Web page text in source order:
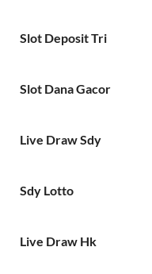
Slot Deposit Tri
Slot Dana Gacor
Live Draw Sdy
Sdy Lotto
Live Draw Hk